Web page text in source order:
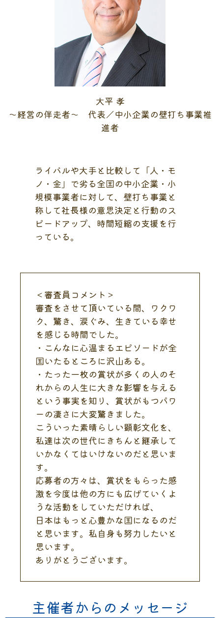
大平 孝
～経営の伴走者～ 代表／中小企業の壁打ち事業推
進者
ライバルや大手と比較して「人・モ
ノ・金」で劣る全国の中小企業・小
規模事業者に対して、壁打ち事業と
称して社長様の意思決定と行動のス
ピードアップ、時間短縮の支援を行
っている。
＜審査員コメント＞
審査をさせて頂いている間、ワクワ
ク、驚き、涙ぐみ、生きている幸せ
を感じる時間でした。
・こんなに心温まるエピソードが全
国いたるところに沢山ある。
・たった一枚の賞状が多くの人のそ
れからの人生に大きな影響を与える
という事実を知り、賞状がもつパワ
ーの凄さに大変驚きました。
こういった素晴らしい顕彰文化を、
私達は次の世代にきちんと継承して
いかなくてはいけないのだと思いま
す。
応募者の方々は、賞状をもらった感
激を今度は他の方にも広げていくよ
うな活動をしていただければ、
日本はもっと心豊かな国になるのだ
と思います。私自身も努力したいと
思います。
ありがとうございます。
主催者からのメッセージ